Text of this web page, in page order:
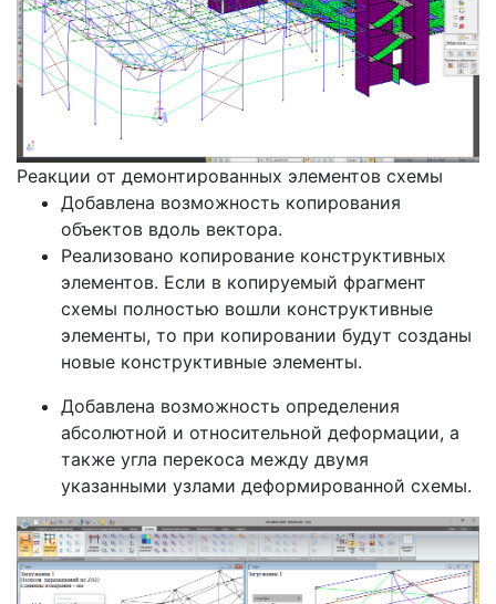
Реакции от демонтированных элементов схемы
Добавлена возможность копирования
объектов вдоль вектора.
Реализовано копирование конструктивных
элементов. Если в копируемый фрагмент
схемы полностью вошли конструктивные
элементы, то при копировании будут созданы
новые конструктивные элементы.
Добавлена возможность определения
абсолютной и относительной деформации, а
также угла перекоса между двумя
указанными узлами деформированной схемы.